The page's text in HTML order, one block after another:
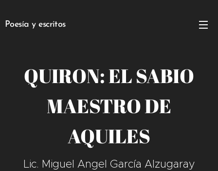
Poesía y escritos
QUIRON: EL SABIO
MAESTRO DE
AQUILES
Lic. Miguel Angel García Alzugaray